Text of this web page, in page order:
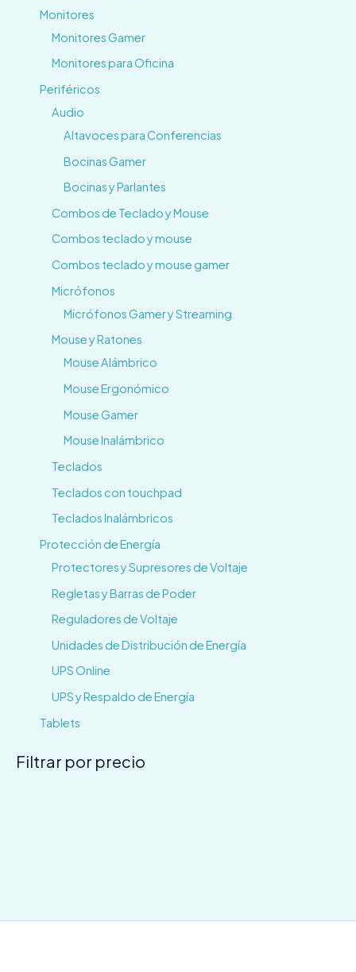
Monitores
Monitores Gamer
Monitores para Oficina
Periféricos
Audio
Altavoces para Conferencias
Bocinas Gamer
Bocinas y Parlantes
Combos de Teclado y Mouse
Combos teclado y mouse
Combos teclado y mouse gamer
Micrófonos
Micrófonos Gamer y Streaming
Mouse y Ratones
Mouse Alámbrico
Mouse Ergonómico
Mouse Gamer
Mouse Inalámbrico
Teclados
Teclados con touchpad
Teclados Inalámbricos
Protección de Energía
Protectores y Supresores de Voltaje
Regletas y Barras de Poder
Reguladores de Voltaje
Unidades de Distribución de Energía
UPS Online
UPS y Respaldo de Energía
Tablets
Filtrar por precio